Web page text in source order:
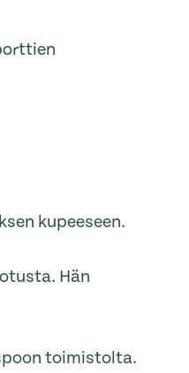
kupeeseen.
Hän
toimistolta.